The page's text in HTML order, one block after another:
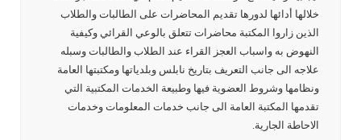
خلالها أدائها لدورها تقديم المحاضرات على الطالبات والطلاب
الذين زاروا المكتبة محاضرات تتعلق بالوعي القرائي وكيفية
النهوض به واسباب العجز القراء عند الطلاب والطالبات وسبله
علاجه الى جانب التعريف بتاريخ نابلس وبلدياتها ومكتبتها العامة
ونظامها وشروط العضوية فيها وطبيعة الخدمات المكتبية التي
تقدمها المكتبة العامة الى جانب خدمات المعلومات وخدمات
الاحاطة الجارية.